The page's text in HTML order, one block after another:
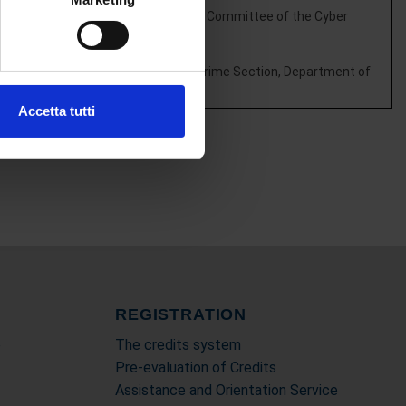
che ha fornito loro o
Accetta tutti
of the Technical and Scientific Committee of the Cyber
Environmental Health and Cyber Crime Section, Department of
REGISTRATION
The credits system
Pre-evaluation of Credits
Assistance and Orientation Service